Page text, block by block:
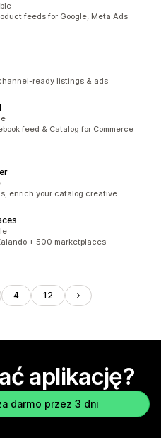
feeds for Google, Meta Ads
ready listings & ads
feed & Catalog for Commerce
enrich your catalog creative
+ 500 marketplaces
4 12
aplikację?
darmo przez 3 dni